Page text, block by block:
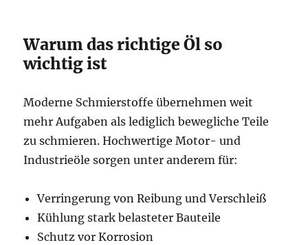
Warum das richtige Öl so
wichtig ist
Moderne Schmierstoffe übernehmen weit
mehr Aufgaben als lediglich bewegliche Teile
zu schmieren. Hochwertige Motor- und
Industrieöle sorgen unter anderem für:
Verringerung von Reibung und Verschleiß
Kühlung stark belasteter Bauteile
Schutz vor Korrosion